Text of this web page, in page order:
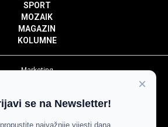
SPORT
MOZAIK
MAGAZIN
KOLUMNE
Marketing
Impressum
×
se na Newsletter!
najvažnije vijesti dana.